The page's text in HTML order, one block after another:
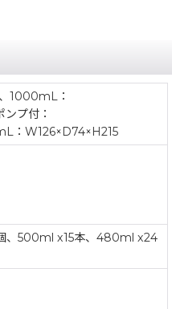
1000mL：
プ付：
：W126×D74×H215
500ml x15本、480ml x24